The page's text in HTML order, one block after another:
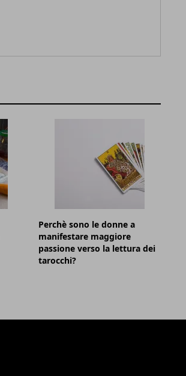
Perchè sono le donne a
manifestare maggiore
passione verso la lettura dei
tarocchi?